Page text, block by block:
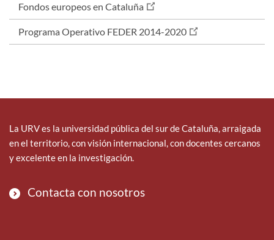
Fondos europeos en Cataluña
Programa Operativo FEDER 2014-2020
La URV es la universidad pública del sur de Cataluña, arraigada
en el territorio, con visión internacional, con docentes cercanos
y excelente en la investigación.
Contacta con nosotros